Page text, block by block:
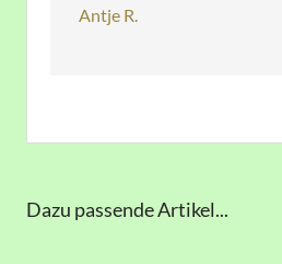
Antje R.
Dazu passende Artikel...